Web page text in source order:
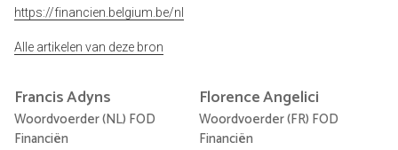
https://financien.belgium.be/nl
Alle artikelen van deze bron
FrancisAdyns
Woordvoerder (NL) FOD
Financiën
FlorenceAngelici
Woordvoerder (FR) FOD
Financiën